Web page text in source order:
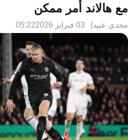
مع هالاند أمر ممكن
مجدي عبيد 03 فبراير 2026 05:22